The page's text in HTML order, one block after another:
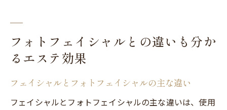
フォトフェイシャルとの違いも分か
るエステ効果
フェイシャルとフォトフェイシャルの主な違い
フェイシャルとフォトフェイシャルの主な違いは、使用